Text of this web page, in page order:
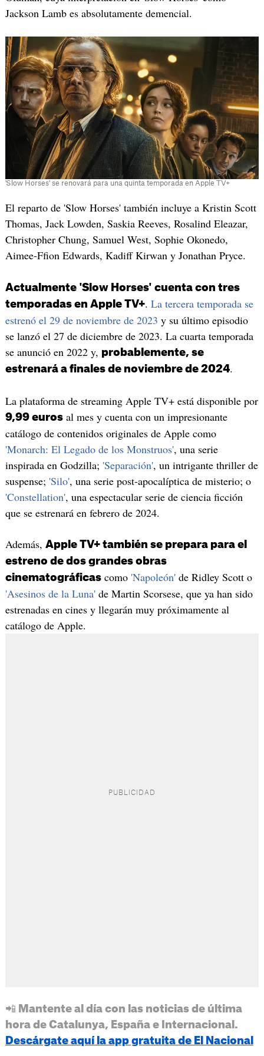
Jackson Lamb es absolutamente demencial.
'Slow Horses' se renovará para una quinta temporada en Apple TV+
El reparto de 'Slow Horses' también incluye a Kristin Scott
Thomas, Jack Lowden, Saskia Reeves, Rosalind Eleazar,
Christopher Chung, Samuel West, Sophie Okonedo,
Aimee-Ffion Edwards, Kadiff Kirwan y Jonathan Pryce.
Actualmente 'Slow Horses' cuenta con tres
temporadas en Apple TV+. La tercera temporada se
estrenó el 29 de noviembre de 2023 y su último episodio
se lanzó el 27 de diciembre de 2023. La cuarta temporada
se anunció en 2022 y, probablemente, se
estrenará a finales de noviembre de 2024.
La plataforma de streaming Apple TV+ está disponible por
9,99 eurosal mes y cuenta con un impresionante
catálogo de contenidos originales de Apple como
'Monarch: El Legado de los Monstruos', una serie
inspirada en Godzilla; 'Separación', un intrigante thriller de
suspense; 'Silo', una serie post-apocalíptica de misterio; o
'Constellation', una espectacular serie de ciencia ficción
que se estrenará en febrero de 2024.
Además, Apple TV+ también se prepara para el
estreno de dos grandes obras
cinematográficascomo 'Napoleón'de Ridley Scott o
'Asesinos de la Luna'de Martin Scorsese, que ya han sido
estrenadas en cines y llegarán muy próximamente al
catálogo de Apple.
📲 Mantente al día con las noticias de última
hora de Catalunya, España e Internacional.
Descárgate aquí la app gratuita de El Nacional